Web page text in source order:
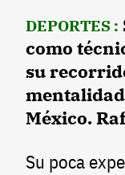
DEPORTES :
como
su
México.
Su poca